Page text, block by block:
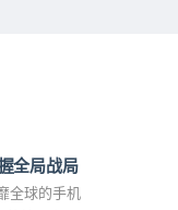
全局战局